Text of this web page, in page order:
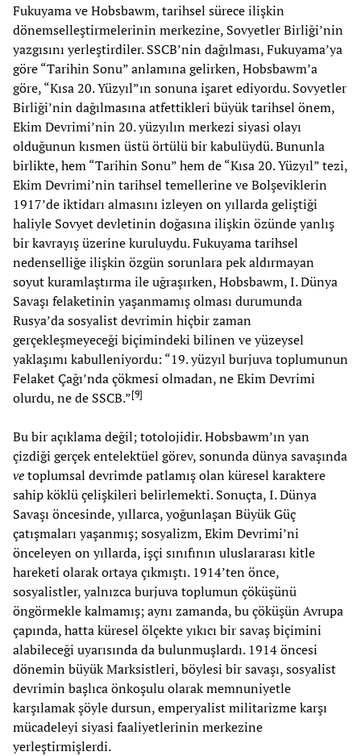
Fukuyama ve Hobsbawm, tarihsel sürece ilişkin
dönemselleştirmelerinin merkezine, Sovyetler Birliği’nin
yazgısını yerleştirdiler. SSCB’nin dağılması, Fukuyama’ya
göre “Tarihin Sonu” anlamına gelirken, Hobsbawm’a
göre, “Kısa 20. Yüzyıl”ın sonuna işaret ediyordu. Sovyetler
Birliği’nin dağılmasına atfettikleri büyük tarihsel önem,
Ekim Devrimi’nin 20. yüzyılın merkezi siyasi olayı
olduğunun kısmen üstü örtülü bir kabulüydü. Bununla
birlikte, hem “Tarihin Sonu” hem de “Kısa 20. Yüzyıl” tezi,
Ekim Devrimi’nin tarihsel temellerine ve Bolşeviklerin
1917’de iktidarı almasını izleyen on yıllarda geliştiği
haliyle Sovyet devletinin doğasına ilişkin özünde yanlış
bir kavrayış üzerine kuruluydu. Fukuyama tarihsel
nedenselliğe ilişkin özgün sorunlara pek aldırmayan
soyut kuramlaştırma ile uğraşırken, Hobsbawm, I. Dünya
Savaşı felaketinin yaşanmamış olması durumunda
Rusya’da sosyalist devrimin hiçbir zaman
gerçekleşmeyeceği biçimindeki bilinen ve yüzeysel
yaklaşımı kabulleniyordu: “19. yüzyıl burjuva toplumunun
Felaket Çağı’nda çökmesi olmadan, ne Ekim Devrimi
olurdu, ne de SSCB.”[9]
Bu bir açıklama değil; totolojidir. Hobsbawm’ın yan
çizdiği gerçek entelektüel görev, sonunda dünya savaşında
vetoplumsal devrimde patlamış olan küresel karaktere
sahip köklü çelişkileri belirlemekti. Sonuçta, I. Dünya
Savaşı öncesinde, yıllarca, yoğunlaşan Büyük Güç
çatışmaları yaşanmış; sosyalizm, Ekim Devrimi’ni
önceleyen on yıllarda, işçi sınıfının uluslararası kitle
hareketi olarak ortaya çıkmıştı. 1914’ten önce,
sosyalistler, yalnızca burjuva toplumun çöküşünü
öngörmekle kalmamış; aynı zamanda, bu çöküşün Avrupa
çapında, hatta küresel ölçekte yıkıcı bir savaş biçimini
alabileceği uyarısında da bulunmuşlardı. 1914 öncesi
dönemin büyük Marksistleri, böylesi bir savaşı, sosyalist
devrimin başlıca önkoşulu olarak memnuniyetle
karşılamak şöyle dursun, emperyalist militarizme karşı
mücadeleyi siyasi faaliyetlerinin merkezine
yerleştirmişlerdi.